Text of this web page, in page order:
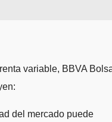
variable, BBVA
del mercado puede